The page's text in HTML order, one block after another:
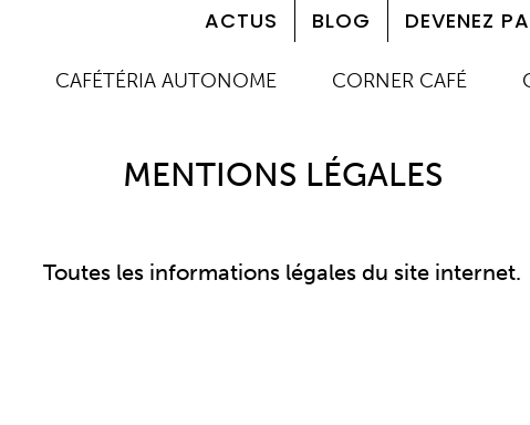
ACTUS BLOG DEVENEZ
CAFÉTÉRIA AUTONOME CORNER CAFÉ
MENTIONS LÉGALES
Toutes les informations légales du site internet.